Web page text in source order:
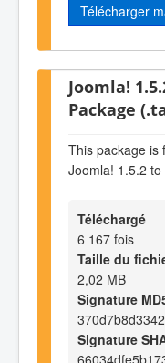
Télécharger
Joomla!
Package
This package is
Joomla! 1.5.2 to
Téléchargé
6 167 fois
Taille du
2,02 MB
Signature
Signature